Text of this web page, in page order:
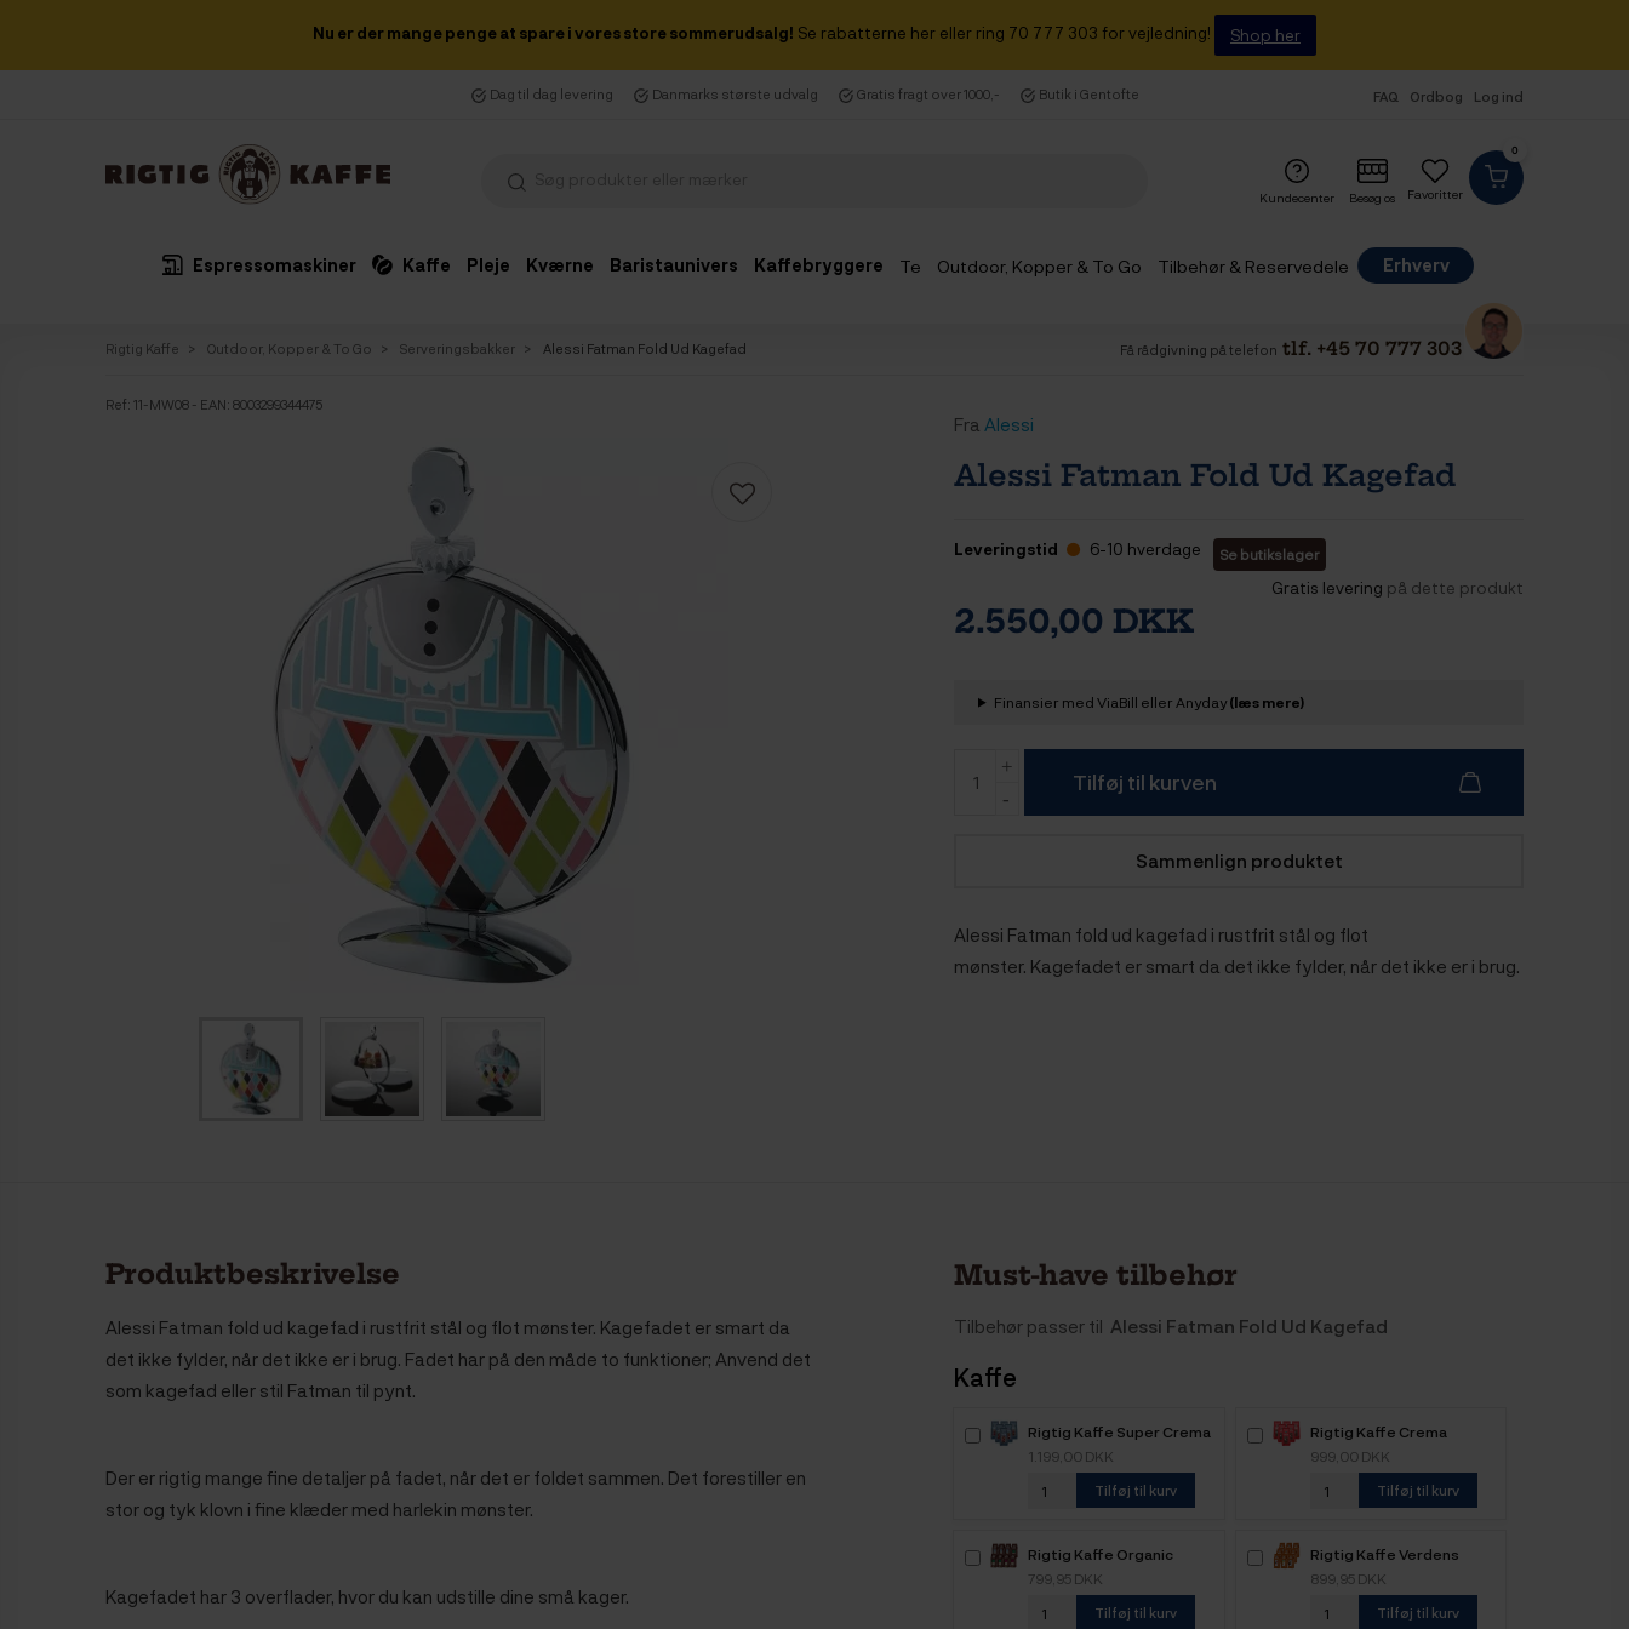
Nu er der mange penge at spare i vores store sommerudsalg! Se rabatterne her eller ring 70 777 303 for vejledning! Shop her
Dag til dag levering Danmarks største udvalg Gratis fragt over 1000,- Butik i Gentofte FAQ Ordbog Log ind
0
Favoritter
Kundecenter Besøg os
Espressomaskiner Kaffe Pleje Kværne Baristaunivers Kaffebryggere Te Outdoor, Kopper & To Go Tilbehør & Reservedele
Erhverv
Rigtig Kaffe Outdoor, Kopper & To Go Serveringsbakker Alessi Fatman Fold Ud Kagefad Få rådgivning på telefon tlf. +45 70 777 303
Ref: 11-MW08 - EAN: 8003299344475
Fra Alessi
Alessi Fatman Fold Ud Kagefad
Leveringstid 6-10 hverdage Se butikslager
Gratis levering på dette produkt
2.550,00 DKK
Finansier med ViaBill eller Anyday(læs mere)
Tilføj til kurven
Sammenlign produktet
Alessi Fatman fold ud kagefad i rustfrit stål og flot
mønster. Kagefadet er smart da det ikke fylder, når det ikke er i brug.
Produktbeskrivelse
Alessi Fatman fold ud kagefad i rustfrit stål og flot mønster. Kagefadet er smart da
det ikke fylder, når det ikke er i brug. Fadet har på den måde to funktioner; Anvend det
som kagefad eller stil Fatman til pynt.
Der er rigtig mange fine detaljer på fadet, når det er foldet sammen. Det forestiller en
stor og tyk klovn i fine klæder med harlekin mønster.
Kagefadet har 3 overflader, hvor du kan udstille dine små kager.
Must-have tilbehør
Tilbehør passer til Alessi Fatman Fold Ud Kagefad
Kaffe
Rigtig Kaffe Super Crema
6kg Hele kaffebønner
1.199,00 DKK
Tilføj til kurv
Rigtig Kaffe Crema
Intenso 6kg Hele
kaffebønner
999,00 DKK
Tilføj til kurv
Rigtig Kaffe Organic
Mixpakke 4 Varianter
799,95 DKK
Tilføj til kurv
Rigtig Kaffe Verdens
Kaffe - 9x400g
899,95 DKK
Tilføj til kurv